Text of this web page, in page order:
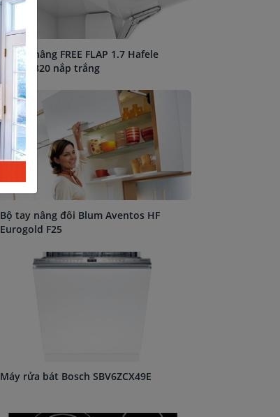
Bộ tay nâng FREE FLAP 1.7 Hafele
493.05.820 nắp trắng
Bộ tay nâng đôi Blum Aventos HF
Eurogold F25
Máy rửa bát Bosch SBV6ZCX49E